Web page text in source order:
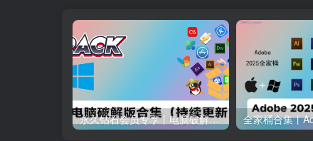
永久钻石会员专享丨电脑破解软件合集(更新至2025.4.11）